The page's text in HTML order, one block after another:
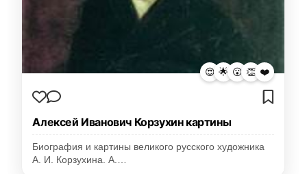
😍 🌟 😮 👏 ❤️
Алексей Иванович Корзухин картины
Биография и картины великого русского художника
А. И. Корзухина. А.…